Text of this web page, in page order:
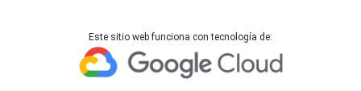
Este sitio web funciona con tecnología de: